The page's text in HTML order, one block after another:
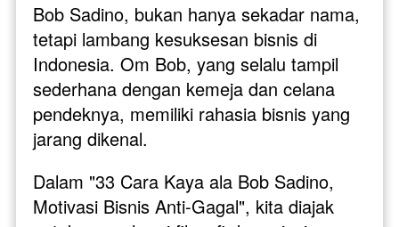
Bob Sadino, bukan hanya sekadar nama,
tetapi lambang kesuksesan bisnis di
Indonesia. Om Bob, yang selalu tampil
sederhana dengan kemeja dan celana
pendeknya, memiliki rahasia bisnis yang
jarang dikenal.
Dalam "33 Cara Kaya ala Bob Sadino,
Motivasi Bisnis Anti-Gagal", kita diajak